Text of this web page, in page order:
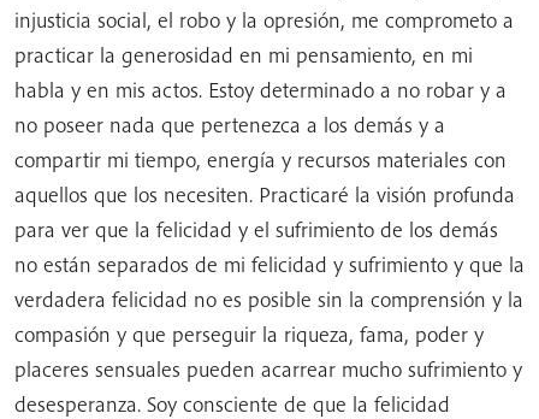
injusticia social, el robo y la opresión, me comprometo a
practicar la generosidad en mi pensamiento, en mi
habla y en mis actos. Estoy determinado a no robar y a
no poseer nada que pertenezca a los demás y a
compartir mi tiempo, energía y recursos materiales con
aquellos que los necesiten. Practicaré la visión profunda
para ver que la felicidad y el sufrimiento de los demás
no están separados de mi felicidad y sufrimiento y que la
verdadera felicidad no es posible sin la comprensión y la
compasión y que perseguir la riqueza, fama, poder y
placeres sensuales pueden acarrear mucho sufrimiento y
desesperanza. Soy consciente de que la felicidad